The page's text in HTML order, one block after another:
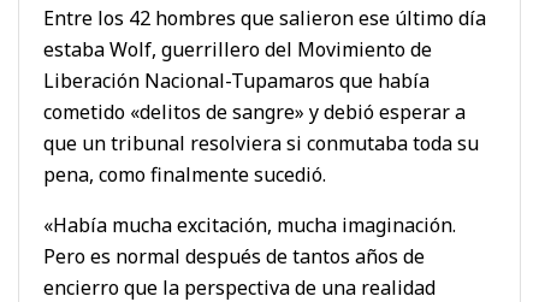
Entre los 42 hombres que salieron ese último día
estaba Wolf, guerrillero del Movimiento de
Liberación Nacional-Tupamaros que había
cometido «delitos de sangre» y debió esperar a
que un tribunal resolviera si conmutaba toda su
pena, como finalmente sucedió.
«Había mucha excitación, mucha imaginación.
Pero es normal después de tantos años de
encierro que la perspectiva de una realidad